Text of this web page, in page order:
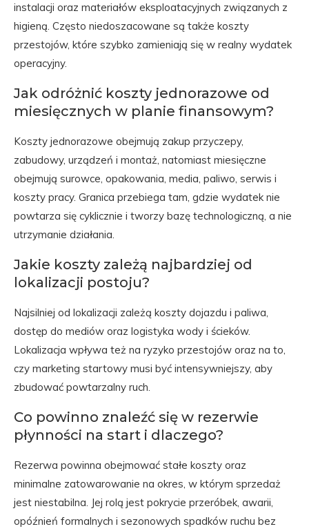
instalacji oraz materiałów eksploatacyjnych związanych z
higieną. Często niedoszacowane są także koszty
przestojów, które szybko zamieniają się w realny wydatek
operacyjny.
Jak odróżnić koszty jednorazowe od
miesięcznych w planie finansowym?
Koszty jednorazowe obejmują zakup przyczepy,
zabudowy, urządzeń i montaż, natomiast miesięczne
obejmują surowce, opakowania, media, paliwo, serwis i
koszty pracy. Granica przebiega tam, gdzie wydatek nie
powtarza się cyklicznie i tworzy bazę technologiczną, a nie
utrzymanie działania.
Jakie koszty zależą najbardziej od
lokalizacji postoju?
Najsilniej od lokalizacji zależą koszty dojazdu i paliwa,
dostęp do mediów oraz logistyka wody i ścieków.
Lokalizacja wpływa też na ryzyko przestojów oraz na to,
czy marketing startowy musi być intensywniejszy, aby
zbudować powtarzalny ruch.
Co powinno znaleźć się w rezerwie
płynności na start i dlaczego?
Rezerwa powinna obejmować stałe koszty oraz
minimalne zatowarowanie na okres, w którym sprzedaż
jest niestabilna. Jej rolą jest pokrycie przeróbek, awarii,
opóźnień formalnych i sezonowych spadków ruchu bez